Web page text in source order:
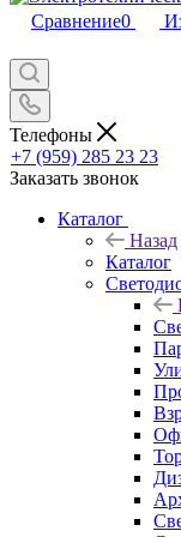
Сравнение0
Телефоны
+7 (959) 285 23 23
Заказать звонок
Каталог
Назад
Каталог